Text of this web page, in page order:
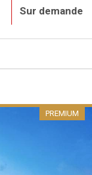
Sur demande
PREMIUM